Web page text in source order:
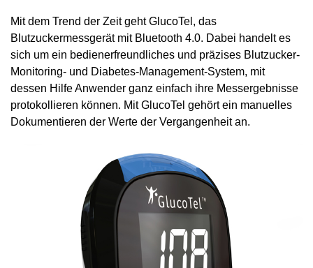
Mit dem Trend der Zeit geht GlucoTel, das
Blutzuckermessgerät mit Bluetooth 4.0. Dabei handelt es
sich um ein bedienerfreundliches und präzises Blutzucker-
Monitoring- und Diabetes-Management-System, mit
dessen Hilfe Anwender ganz einfach ihre Messergebnisse
protokollieren können. Mit GlucoTel gehört ein manuelles
Dokumentieren der Werte der Vergangenheit an.